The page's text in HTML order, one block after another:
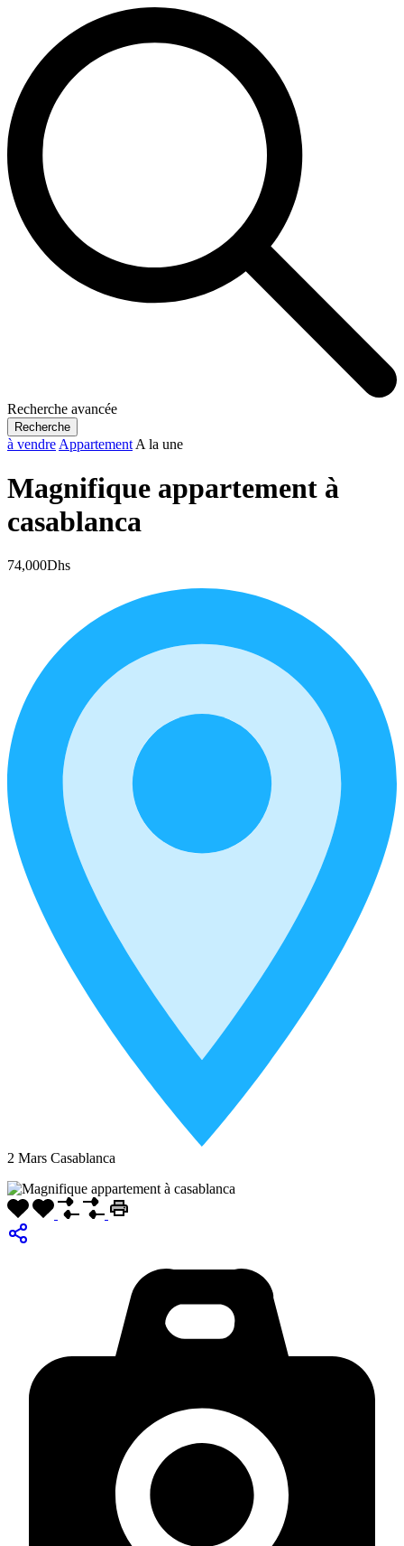
Recherche avancée
Recherche
à vendre Appartement A la une
Magnifique appartement à
casablanca
74,000Dhs
2 Mars Casablanca